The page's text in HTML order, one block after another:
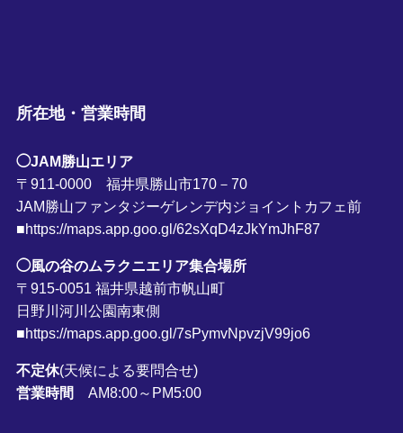
所在地・営業時間
◯JAM勝山エリア
〒911-0000 福井県勝山市170－70
JAM勝山ファンタジーゲレンデ内ジョイントカフェ前
■https://maps.app.goo.gl/62sXqD4zJkYmJhF87
◯風の谷のムラクニエリア集合場所
〒915-0051 福井県越前市帆山町
日野川河川公園南東側
■https://maps.app.goo.gl/7sPymvNpvzjV99jo6
不定休(天候による要問合せ)
営業時間
AM8:00～PM5:00